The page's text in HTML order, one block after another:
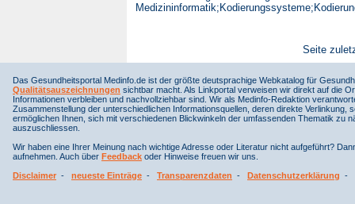
Seite
Das Gesundheitsportal Medinfo.de ist der größte deutsprachige Webkatalog für
Qualitätsauszeichnungen sichtbar macht. Als Linkportal verweisen wir direkt auf die
Informationen verbleiben und nachvollziehbar sind. Wir als Medinfo-Redaktion
Zusammenstellung der unterschiedlichen Informationsquellen, deren direkte
ermöglichen Ihnen, sich mit verschiedenen Blickwinkeln der umfassenden Thematik
auszuschliessen.
Wir haben eine Ihrer Meinung nach wichtige Adresse oder Literatur nicht aufgeführt?
aufnehmen. Auch über Feedback oder Hinweise freuen wir uns.
Disclaimer - neueste Einträge - Transparenzdaten - Datenschutzerklärung -